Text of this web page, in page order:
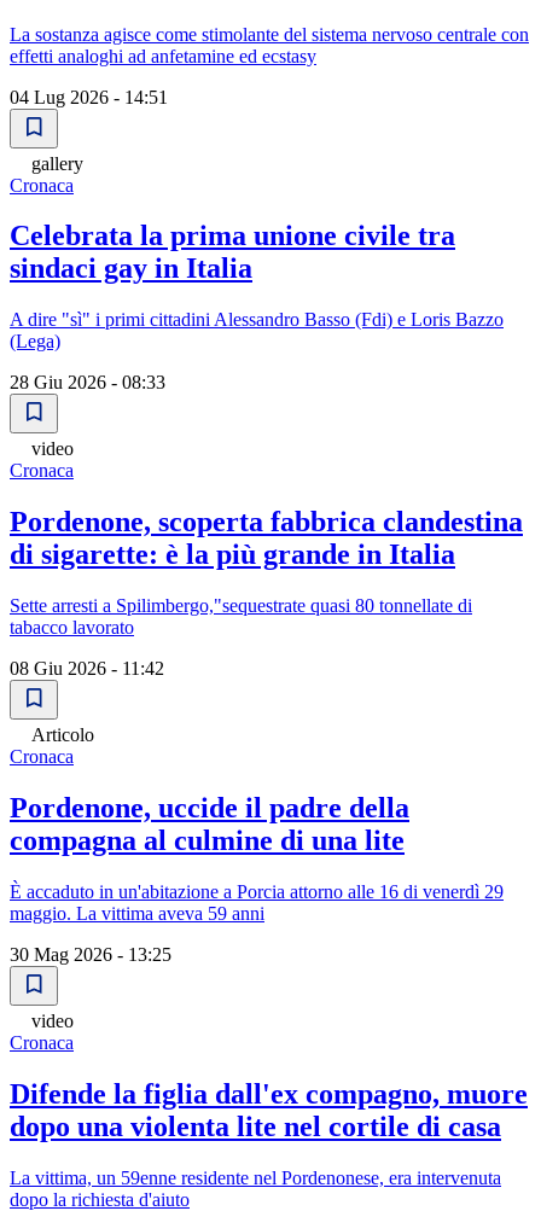
La sostanza agisce come stimolante del sistema nervoso centrale con
effetti analoghi ad anfetamine ed ecstasy
04 Lug 2026 - 14:51
gallery
Cronaca
Celebrata la prima unione civile tra
sindaci gay in Italia
A dire "sì" i primi cittadini Alessandro Basso (Fdi) e Loris Bazzo
(Lega)
28 Giu 2026 - 08:33
video
Cronaca
Pordenone, scoperta fabbrica clandestina
di sigarette: è la più grande in Italia
Sette arresti a Spilimbergo,"sequestrate quasi 80 tonnellate di
tabacco lavorato
08 Giu 2026 - 11:42
Articolo
Cronaca
Pordenone, uccide il padre della
compagna al culmine di una lite
È accaduto in un'abitazione a Porcia attorno alle 16 di venerdì 29
maggio. La vittima aveva 59 anni
30 Mag 2026 - 13:25
video
Cronaca
Difende la figlia dall'ex compagno, muore
dopo una violenta lite nel cortile di casa
La vittima, un 59enne residente nel Pordenonese, era intervenuta
dopo la richiesta d'aiuto